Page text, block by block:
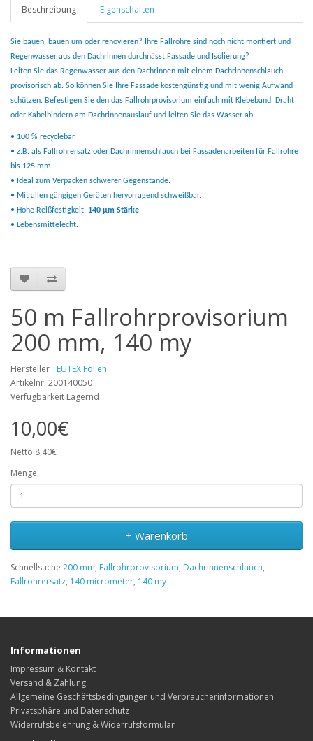
Beschreibung Eigenschaften
Sie bauen, bauen um oder renovieren? Ihre Fallrohre sind noch nicht montiert und
Regenwasser aus den Dachrinnen durchnässt Fassade und Isolierung?
Leiten Sie das Regenwasser aus den Dachrinnen mit einem Dachrinnenschlauch
provisorisch ab. So können Sie Ihre Fassade kostengünstig und mit wenig Aufwand
schützen. Befestigen Sie den das Fallrohrprovisorium einfach mit Klebeband, Draht
oder Kabelbindern am Dachrinnenauslauf und leiten Sie das Wasser ab.
• 100 % recyclebar
• z.B. als Fallrohrersatz oder Dachrinnenschlauch bei Fassadenarbeiten für Fallrohre
bis 125 mm.
• Ideal zum Verpacken schwerer Gegenstände.
• Mit allen gängigen Geräten hervorragend schweißbar.
• Hohe Reißfestigkeit, 140 µm Stärke
• Lebensmittelecht.
50 m Fallrohrprovisorium
200 mm, 140 my
HerstellerTEUTEX Folien
Artikelnr. 200140050
Verfügbarkeit Lagernd
10,00€
Netto 8,40€
Menge
+ Warenkorb
Schnellsuche 200 mm, Fallrohrprovisorium, Dachrinnenschlauch,
Fallrohrersatz, 140 micrometer, 140 my
Informationen
Impressum & Kontakt
Versand & Zahlung
Allgemeine Geschäftsbedingungen und Verbraucherinformationen
Privatsphäre und Datenschutz
Widerrufsbelehrung & Widerrufsformular